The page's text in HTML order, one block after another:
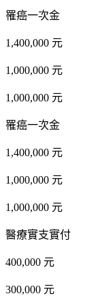
罹癌一次金
1,400,000 元
1,000,000 元
1,000,000 元
罹癌一次金
1,400,000 元
1,000,000 元
1,000,000 元
醫療實支實付
400,000 元
300,000 元